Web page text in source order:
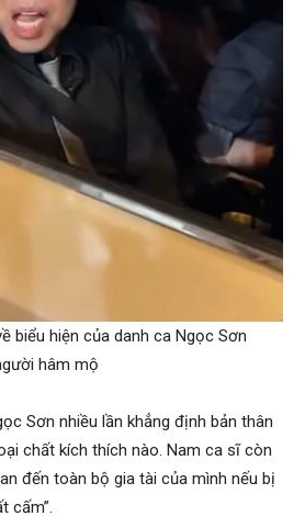
biểu hiện của danh ca Ngọc Sơn
hâm mộ
Sơn nhiều lần khẳng định bản thân
chất kích thích nào. Nam ca sĩ còn
đến toàn bộ gia tài của mình nếu bị
cấm”.